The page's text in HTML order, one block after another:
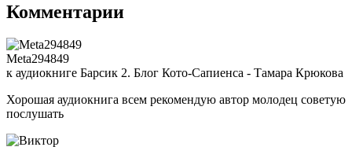
Комментарии
Meta294849
к аудиокниге Барсик 2. Блог Кото-Сапиенса - Тамара Крюкова
Хорошая аудиокнига всем рекомендую автор молодец советую
послушать